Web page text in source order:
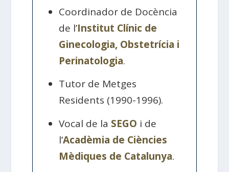
Coordinador de Docència
de l’Institut Clínic de
Ginecologia, Obstetrícia i
Perinatologia.
Tutor de Metges
Residents (1990-1996).
Vocal de la SEGO i de
l’Acadèmia de Ciències
Mèdiques de Catalunya.